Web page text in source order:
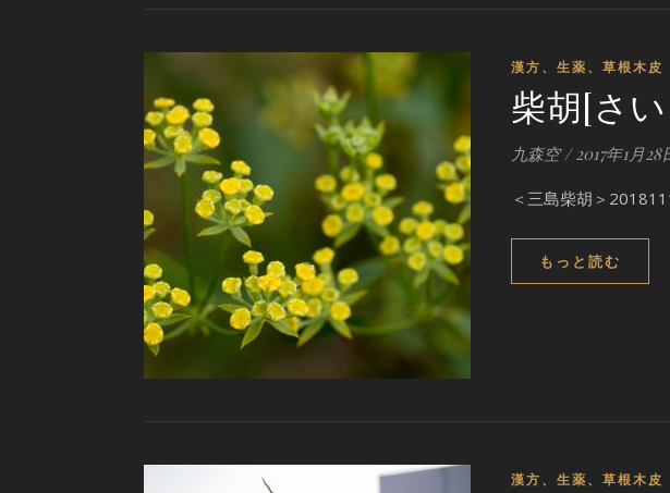
漢方、生薬、草根木皮
柴胡[さ
九森空 / 2017年1月28
＜三島柴胡＞
もっと読む
漢方、生薬、草根木皮